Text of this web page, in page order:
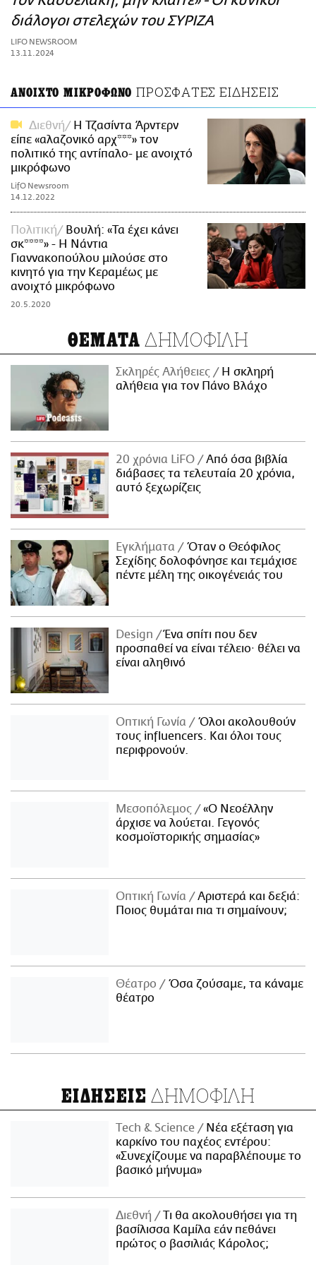
ΑΜΠΑ
PRINT
διάλογοι στελεχών του ΣΥΡΙΖΑ
LIFO NEWSROOM
13.11.2024
ΑΝΟΙΧΤΟ ΜΙΚΡΟΦΩΝΟ ΠΡΟΣΦΑΤΕΣ ΕΙΔΗΣΕΙΣ
Διεθνή
Η Τζασίντα Άρντερν
είπε «αλαζονικό αρχ***» τον
πολιτικό της αντίπαλο- με ανοιχτό
μικρόφωνο
LifO Newsroom
14.12.2022
Πολιτική
Βουλή: «Τα έχει κάνει
σκ****» - H Νάντια
Γιαννακοπούλου μιλούσε στο
κινητό για την Κεραμέως με
ανοιχτό μικρόφωνο
20.5.2020
ΘΕΜΑΤΑ ΔΗΜΟΦΙΛΗ
Σκληρές Αλήθειες
H σκληρή
αλήθεια για τον Πάνο Βλάχο
20 χρόνια LiFO
Από όσα βιβλία
διάβασες τα τελευταία 20 χρόνια,
αυτό ξεχωρίζεις
Εγκλήματα
Όταν ο Θεόφιλος
Σεχίδης δολοφόνησε και τεμάχισε
πέντε μέλη της οικογένειάς του
Design
Ένα σπίτι που δεν
προσπαθεί να είναι τέλειο· θέλει να
είναι αληθινό
Οπτική Γωνία
Όλοι ακολουθούν
τους influencers. Και όλοι τους
περιφρονούν.
Μεσοπόλεμος
«Ο Νεοέλλην
άρχισε να λούεται. Γεγονός
κοσμοϊστορικής σημασίας»
Οπτική Γωνία
Αριστερά και δεξιά:
Ποιος θυμάται πια τι σημαίνουν;
Θέατρο
Όσα ζούσαμε, τα κάναμε
θέατρο
ΕΙΔΗΣΕΙΣ ΔΗΜΟΦΙΛΗ
Τech & Science
Νέα εξέταση για
καρκίνο του παχέος εντέρου:
«Συνεχίζουμε να παραβλέπουμε το
βασικό μήνυμα»
Διεθνή
Τι θα ακολουθήσει για τη
βασίλισσα Καμίλα εάν πεθάνει
πρώτος ο βασιλιάς Κάρολος;